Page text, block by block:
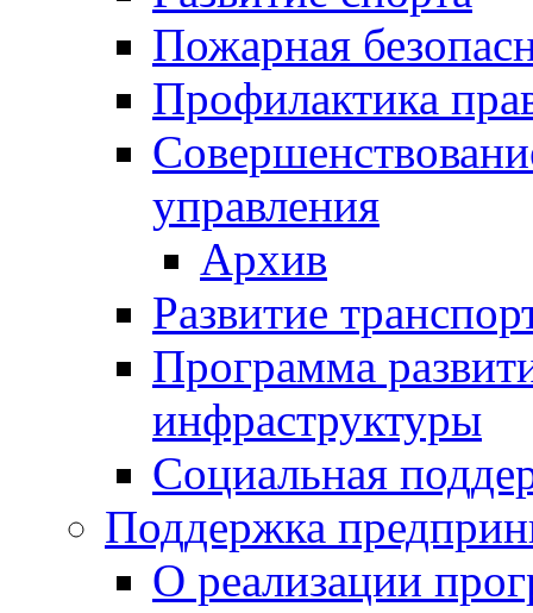
Пожарная
Профилактика
управления
Архив
Развитие
Программа
инфраструктуры
Социальная
Поддержка
О реализации